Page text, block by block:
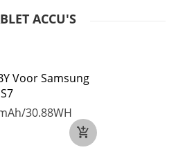
ACCU'S
Voor Samsung
30.88WH